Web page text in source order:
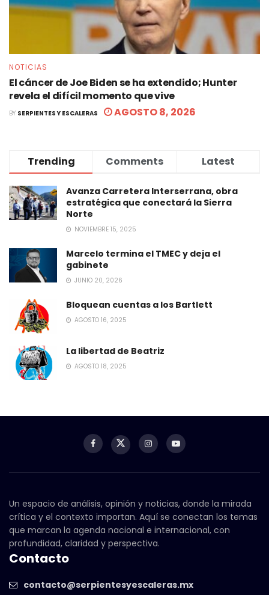
NOTICIAS
El cáncer de Joe Biden se ha extendido; Hunter
revela el difícil momento que vive
BY SERPIENTES Y ESCALERAS AGOSTO 8, 2026
Trending Comments Latest
Avanza Carretera Interserrana, obra
estratégica que conectará la Sierra
Norte
NOVIEMBRE 15, 2025
Marcelo termina el TMEC y deja el
gabinete
JUNIO 20, 2026
Bloquean cuentas a los Bartlett
AGOSTO 16, 2025
La libertad de Beatriz
AGOSTO 18, 2025
Un espacio de análisis, opinión y noticias, donde la mirada
crítica y el contexto importan. Aquí se conectan los temas
que marcan la agenda nacional e internacional, con
profundidad, claridad y perspectiva.
Contacto
contacto@serpientesyescaleras.mx